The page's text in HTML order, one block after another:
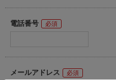
電話番号
メールアドレス